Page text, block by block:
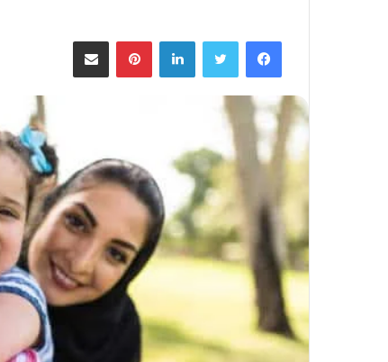
فيسبوك تويتر لينكدإن بينتيريستمشاركة عبر البريد